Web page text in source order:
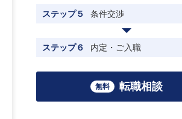
ステップ５ 条件交渉
ステップ６ 内定・ご入職
無料 転職相談